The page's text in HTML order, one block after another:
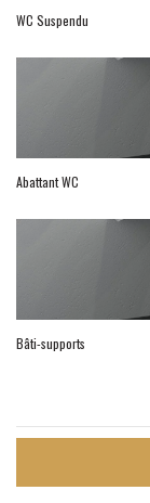
WC Suspendu
Abattant WC
Bâti-supports